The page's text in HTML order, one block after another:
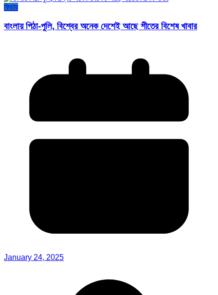
ফিচার
বাংলায় পিঠা-পুলি, বিশ্বের অনেক দেশেই আছে শীতের বিশেষ খাবার
January 24, 2025